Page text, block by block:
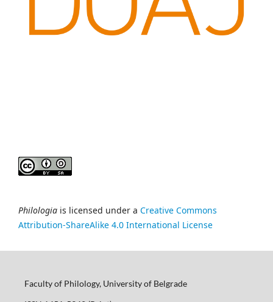
Philologia is licensed under a Creative Commons
Attribution-ShareAlike 4.0 International License
Faculty of Philology, University of Belgrade